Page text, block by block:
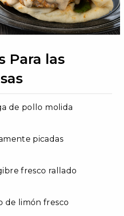
Para las
de pollo molida
picadas
fresco rallado
de limón fresco